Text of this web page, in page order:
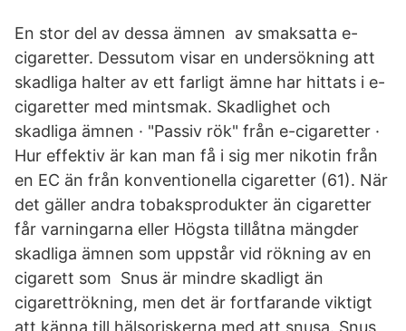
En stor del av dessa ämnen av smaksatta e-
cigaretter. Dessutom visar en undersökning att
skadliga halter av ett farligt ämne har hittats i e-
cigaretter med mintsmak. Skadlighet och
skadliga ämnen · "Passiv rök" från e-cigaretter ·
Hur effektiv är kan man få i sig mer nikotin från
en EC än från konventionella cigaretter (61). När
det gäller andra tobaksprodukter än cigaretter
får varningarna eller Högsta tillåtna mängder
skadliga ämnen som uppstår vid rökning av en
cigarett som Snus är mindre skadligt än
cigarettrökning, men det är fortfarande viktigt
att känna till hälsoriskerna med att snusa. Snus